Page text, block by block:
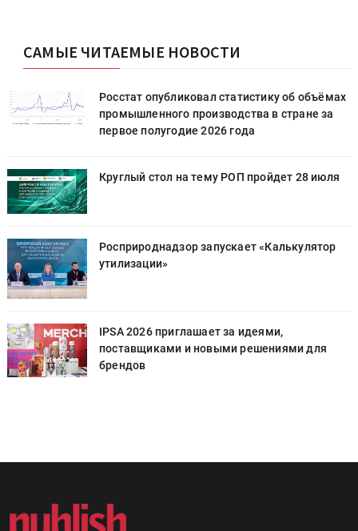
САМЫЕ ЧИТАЕМЫЕ НОВОСТИ
Росстат опубликовал статистику об объёмах
промышленного производства в стране за
первое полугодие 2026 года
Круглый стол на тему РОП пройдет 28 июля
Росприроднадзор запускает «Калькулятор
утилизации»
IPSA 2026 приглашает за идеями,
поставщиками и новыми решениями для
брендов